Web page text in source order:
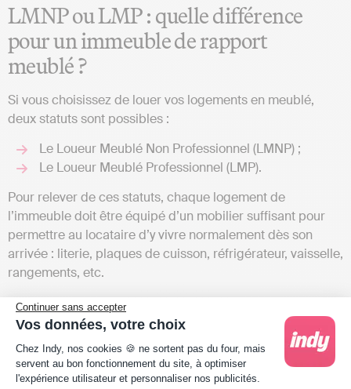
Continuer sans accepter
Vos données, votre choix
Plateforme de Gestion du Consentement :
Chez Indy, nos cookies 🍪 ne sortent pas du four, mais
servent au bon fonctionnement du site, à optimiser
l'expérience utilisateur et personnaliser nos publicités.
LMNP ou LMP : quelle différence
pour un immeuble de rapport
meublé ?
Si vous choisissez de louer vos logements en meublé,
deux statuts sont possibles :
Le Loueur Meublé Non Professionnel (LMNP) ;
Le Loueur Meublé Professionnel (LMP).
Pour relever de ces statuts, chaque logement de
l’immeuble doit être équipé d’un mobilier suffisant pour
permettre au locataire d’y vivre normalement dès son
arrivée : literie, plaques de cuisson, réfrigérateur, vaisselle,
rangements, etc.
La distinction entre les deux ne relève pas d’un choix mais
s’applique automatiquement selon votre situation (pour en
savoir plus,
par ici ). Vous basculez automatiquement en
LMP si vous remplissez ces deux conditions :